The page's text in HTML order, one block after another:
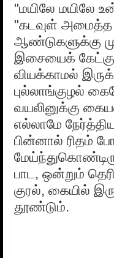
"மயிலே மயிலே
"கடவுள்
ஆண்டுகளுக்கு
இசையைக்
வியக்காமல்
புல்லாங்குழல்
வயலினுக்கு
எல்லாமே
பின்னால் ரிதம்
பாட, ஒன்றும்
குரல், கையில்
தூண்டும்.